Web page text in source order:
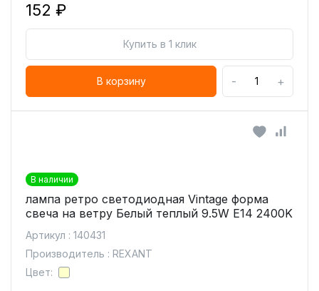
152 ₽
Купить в 1 клик
В корзину - +
В наличии
лампа ретро светодиодная Vintage форма
свеча на ветру Белый теплый 9.5W E14 2400K
Артикул : 140431
Производитель : REXANT
Цвет: